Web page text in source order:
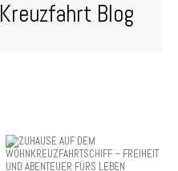
Kreuzfahrt Blog